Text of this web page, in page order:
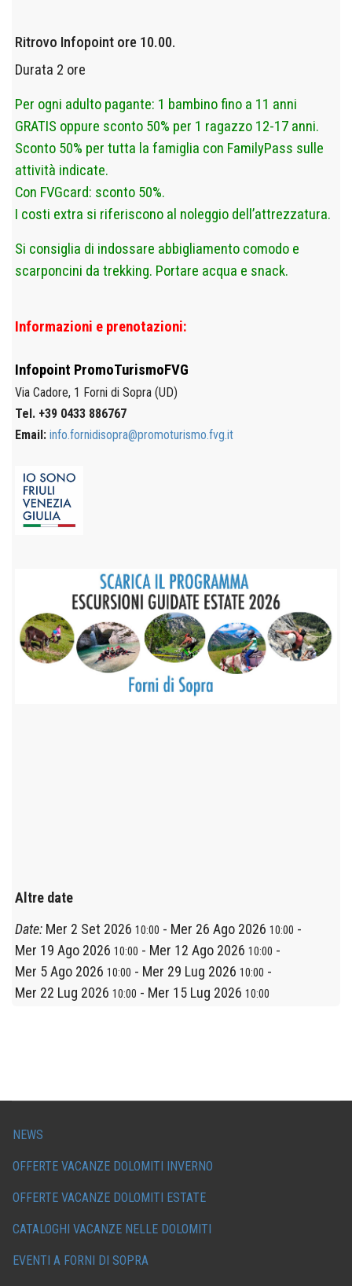
Ritrovo Infopoint ore 10.00.
Durata 2 ore
Per ogni adulto pagante: 1 bambino fino a 11 anni
GRATIS oppure sconto 50% per 1 ragazzo 12-17 anni.
Sconto 50% per tutta la famiglia con FamilyPass sulle
attività indicate.
Con FVGcard: sconto 50%.
I costi extra si riferiscono al noleggio dell’attrezzatura.
Si consiglia di indossare abbigliamento comodo e
scarponcini da trekking. Portare acqua e snack.
Informazioni e prenotazioni:
Infopoint PromoTurismoFVG
Via Cadore, 1 Forni di Sopra (UD)
Tel. +39 0433 886767
Email:info.fornidisopra@promoturismo.fvg.it
Altre date
Date: Mer 2 Set 202610:00 - Mer 26 Ago 202610:00 -
Mer 19 Ago 202610:00 - Mer 12 Ago 202610:00 -
Mer 5 Ago 202610:00 - Mer 29 Lug 202610:00 -
Mer 22 Lug 202610:00 - Mer 15 Lug 202610:00
NEWS
OFFERTE VACANZE DOLOMITI INVERNO
OFFERTE VACANZE DOLOMITI ESTATE
CATALOGHI VACANZE NELLE DOLOMITI
EVENTI A FORNI DI SOPRA